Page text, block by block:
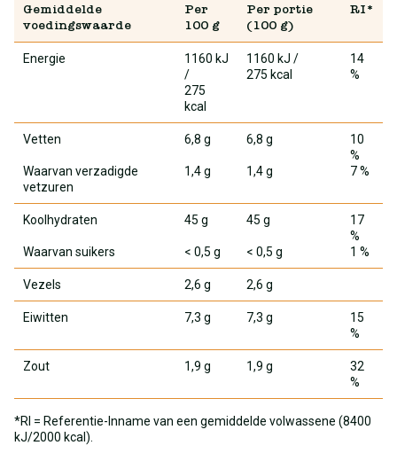
Gemiddelde
voedingswaarde
Per
100 g
Per portie
(100 g)
RI*
Energie
1160 kJ
/
275
kcal
1160 kJ /
275 kcal
14
%
Vetten 6,8 g 6,8 g
10
%
Waarvan verzadigde
vetzuren
1,4 g 1,4 g 7 %
Koolhydraten 45 g 45 g
17
%
Waarvan suikers
< 0,5 g < 0,5 g 1 %
Vezels 2,6 g 2,6 g
Eiwitten 7,3 g 7,3 g
15
%
Zout 1,9 g 1,9 g
32
%
*RI = Referentie-Inname van een gemiddelde volwassene (8400
kJ/2000 kcal).